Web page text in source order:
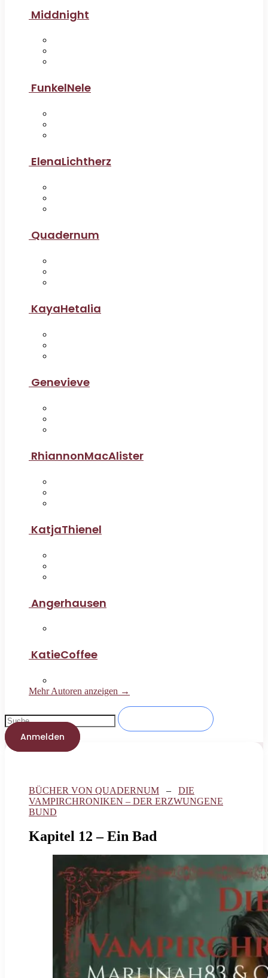
Middnight
FunkelNele
ElenaLichtherz
Quadernum
KayaHetalia
Genevieve
RhiannonMacAlister
KatjaThienel
Angerhausen
KatieCoffee
Mehr Autoren anzeigen →
Anmelden
BÜCHER VON QUADERNUM – DIE
VAMPIRCHRONIKEN – DER ERZWUNGENE
BUND
Kapitel 12 – Ein Bad